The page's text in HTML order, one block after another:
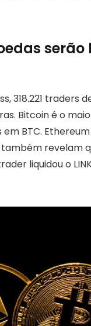
318.221 traders
Bitcoin é o
BTC.
também revelam
liquidou o